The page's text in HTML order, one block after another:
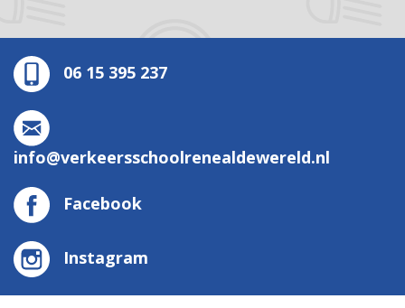
06 15 395 237
info@verkeersschoolrenealdewereld.nl
Facebook
Instagram